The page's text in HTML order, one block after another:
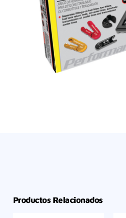
Productos Relacionados